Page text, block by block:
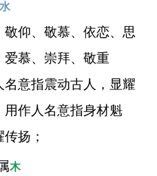
水
仰、敬慕、依恋、思
慕、崇拜、敬重
意指震动古人，显耀
作人名意指身材魁
扬；
木